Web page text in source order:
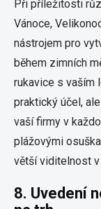
Při příležitosti
Vánoce,
nástrojem pro
během zimních
rukavice s vaším
praktický účel,
vaší firmy v
plážovými
větší viditelnost
8. Uvedení